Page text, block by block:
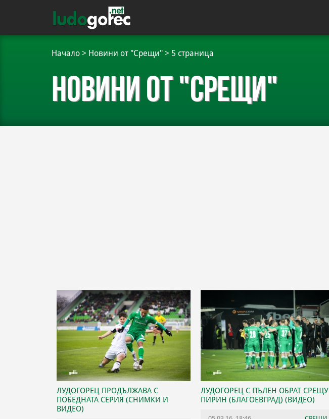
Начало > Новини от "Срещи" > 5 страница
Новини от "Срещи"
ЛУДОГОРЕЦ ПРОДЪЛЖАВА С
ПОБЕДНАТА СЕРИЯ (СНИМКИ И
ВИДЕО)
ЛУДОГОРЕЦ С ПЪЛЕН ОБРАТ СРЕЩУ
ПИРИН (БЛАГОЕВГРАД) (ВИДЕО)